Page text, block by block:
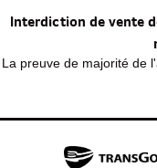
Interdiction de vente
La preuve de majorité de